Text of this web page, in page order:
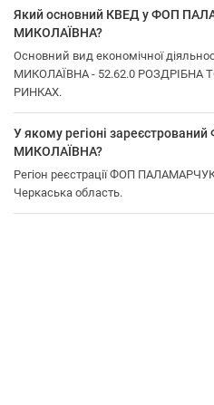
Який основний КВЕД у ФОП
МИКОЛАЇВНА?
Основний вид економічної
МИКОЛАЇВНА - 52.62.0 РОЗДРІБНА
РИНКАХ.
У якому регіоні
МИКОЛАЇВНА?
Регіон реєстрації ФОП
Черкаська область.